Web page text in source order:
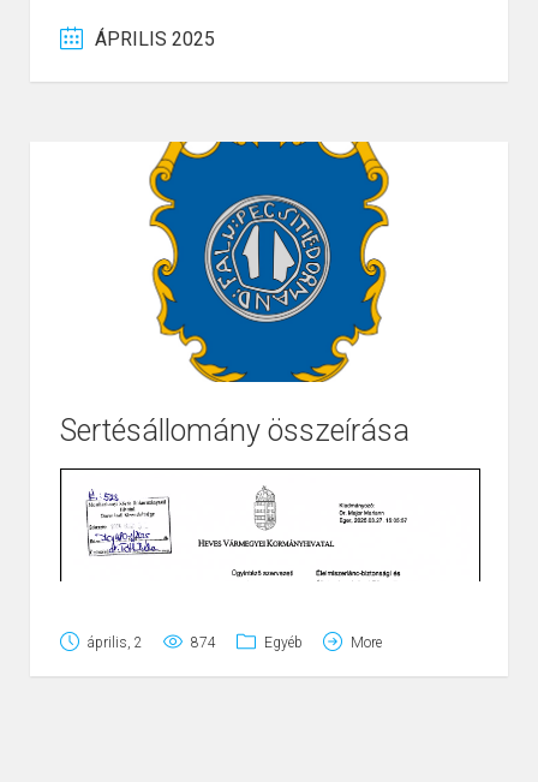
ÁPRILIS 2025
Sertésállomány összeírása
április, 2 874 Egyéb More